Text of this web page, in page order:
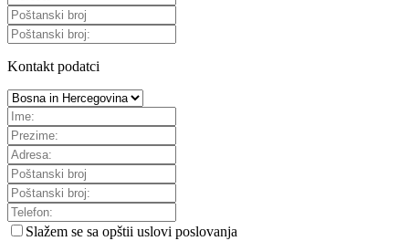
Kontakt podatci
Slažem se sa opštii uslovi poslovanja